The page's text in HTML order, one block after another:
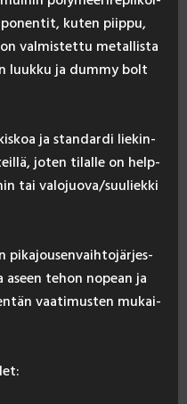
ku­ten piip­pu,
val­mis­tet­tu me­tal­lis­ta
luuk­ku ja dum­my bolt
ja stan­dar­di lie­kin­
jo­ten ti­lal­le on help­
tai va­lo­juo­va/suu­liek­ki
pi­ka­jou­sen­vaih­to­jär­jes­
te­hon no­pean ja
vaa­ti­mus­ten mu­kai­